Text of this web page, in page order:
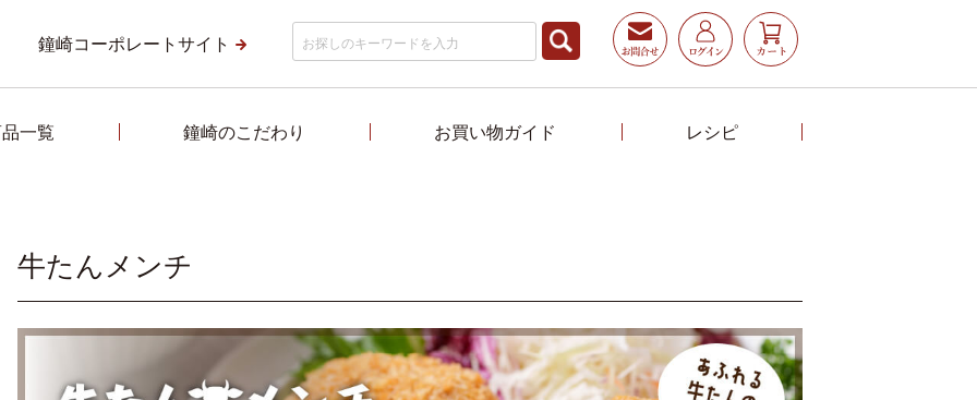
鐘崎コーポレートサイト
一覧 鐘崎のこだわり お買い物ガイド レシピ
牛たんメンチ